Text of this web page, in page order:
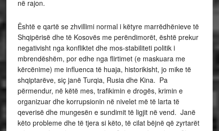
në rajon.
Është e qartë se zhvillimi normal i këtyre marrëdhënieve të
Shqipërisë dhe të Kosovës me perëndimorët, është prekur
negativisht nga konfliktet dhe mos-stabiliteti politik i
mbrendëshëm, por edhe nga flirtimet (e maskuara me
kërcënime) me influenca të huaja, historikisht, jo mike të
shqiptarëve, siç janë Turqia, Rusia dhe Kina. Pa
përmendur, në këtë mes, trafikimin e drogës, krimin e
organizuar dhe korrupsionin në nivelet më të larta të
qeverisë dhe mungesën e sundimit të ligjit në vend. Janë
këto probleme dhe të tjera si këto, të cilat bëjnë që zyrtarët